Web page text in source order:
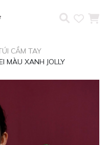
CẦM TAY
MÀU XANH JOLLY